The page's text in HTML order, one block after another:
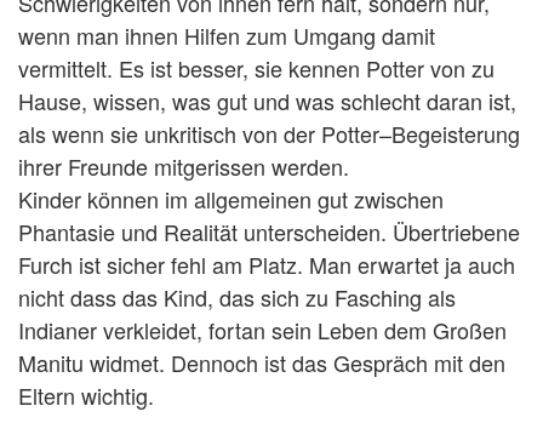
wenn man ihnen Hilfen zum Umgang damit
vermittelt. Es ist besser, sie kennen Potter von zu
Hause, wissen, was gut und was schlecht daran ist,
als wenn sie unkritisch von der Potter–Begeisterung
ihrer Freunde mitgerissen werden.
Kinder können im allgemeinen gut zwischen
Phantasie und Realität unterscheiden. Übertriebene
Furch ist sicher fehl am Platz. Man erwartet ja auch
nicht dass das Kind, das sich zu Fasching als
Indianer verkleidet, fortan sein Leben dem Großen
Manitu widmet. Dennoch ist das Gespräch mit den
Eltern wichtig.